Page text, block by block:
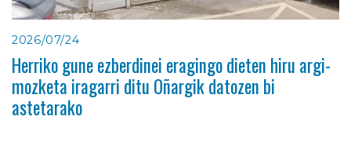
2026/07/24
Herriko gune ezberdinei eragingo dieten hiru argi-
mozketa iragarri ditu Oñargik datozen bi
astetarako